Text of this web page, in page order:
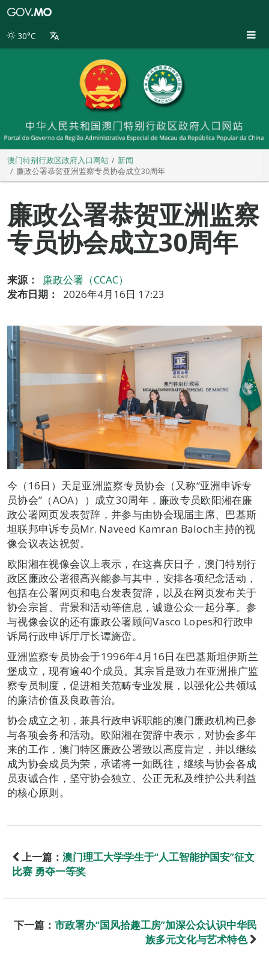
别
30°C
澳门特别行政区政府入口网站
新闻
廉政公署恭贺亚洲监察专员协会成立30周年
廉政公署恭贺亚洲监察
专员协会成立30周年
来源：
廉政公署（CCAC）
发布日期：
2026年4月16日 17:23
今（16日）天是亚洲监察专员协会（又称“亚洲申诉专
员协会”（AOA））成立30周年，廉政专员欧阳湘在廉
政公署网页发表贺辞，并参与由协会现届主席、巴基斯
坦联邦申诉专员Mr. Naveed Kamran Baloch主持的视
像会议表达祝贺。
欧阳湘在视像会议上表示，在这喜庆日子，澳门特别行
政区廉政公署很高兴能参与其中，安排各项纪念活动，
包括在公署网页和电台发表贺辞，以及在网页发布关于
协会宗旨、背景和活动等信息，诚邀公众一起分享。参
与视像会议的还有廉政公署顾问Vasco Lopes和行政申
诉局行政申诉厅厅长谭旖峦。
亚洲监察专员协会于1996年4月16日在巴基斯坦伊斯兰
堡成立，现有逾40个成员。其宗旨是致力在亚洲推广监
察专员制度，促进相关范畴专业发展，以强化公共领域
的廉洁价值及良政善治。
协会成立之初，兼具行政申诉职能的澳门廉政机构已参
与各项会务和活动。欧阳湘在贺辞中表示，对协会多年
来的工作，澳门特区廉政公署致以高度肯定，并以继续
成为协会成员为荣，承诺将一如既往，继续与协会各成
员衷诚合作，坚守协会独立、公正无私及维护公共利益
的核心原则。
上一篇： 澳门理工大学学生于“人工智能护国安”征文
比赛 勇夺一等奖
下一篇： 市政署办“国风拾趣工房”加深公众认识中华民
族多元文化与艺术特色